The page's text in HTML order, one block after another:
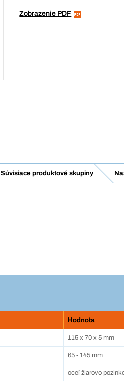
Zobrazenie PDF
Súvisiace produktové skupiny
Hodnota
115 x 70 x 5 mm
65 - 145 mm
oceľ žiarovo